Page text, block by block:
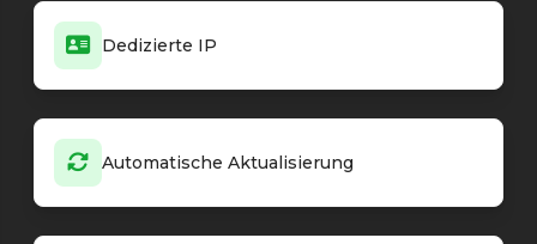
Dedizierte IP
Automatische Aktualisierung